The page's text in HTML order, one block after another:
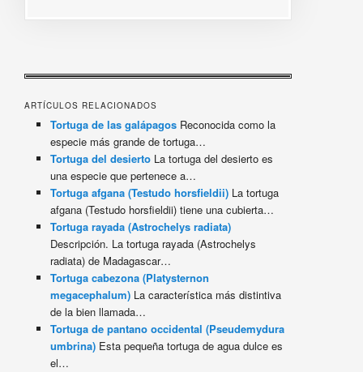
ARTÍCULOS RELACIONADOS
Tortuga de las galápagos Reconocida como la
especie más grande de tortuga…
Tortuga del desierto La tortuga del desierto es
una especie que pertenece a…
Tortuga afgana (Testudo horsfieldii) La tortuga
afgana (Testudo horsfieldii) tiene una cubierta…
Tortuga rayada (Astrochelys radiata)
Descripción. La tortuga rayada (Astrochelys
radiata) de Madagascar…
Tortuga cabezona (Platysternon
megacephalum) La característica más distintiva
de la bien llamada…
Tortuga de pantano occidental (Pseudemydura
umbrina) Esta pequeña tortuga de agua dulce es
el…